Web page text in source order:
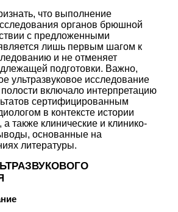
что выполнение
органов брюшной
с предложенными
лишь первым шагом к
и не отменяет
подготовки. Важно,
ультразвуковое исследование
включало интерпретацию
сертифицированным
в контексте истории
также клинические и клинико-
основанные на
литературы.